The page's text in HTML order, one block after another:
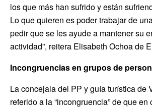
los que más han sufrido y están
Lo que quieren es poder trabajar de
pedir que se les ayude a mantener su
actividad”, reitera Elisabeth Ochoa de
Incongruencias en grupos de
La concejala del PP y guía turística de
referido a la “incongruencia” de que